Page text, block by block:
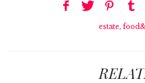
estate,